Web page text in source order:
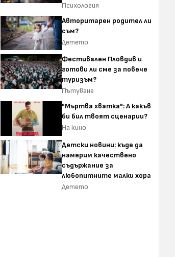
Психология
Авторитарен родител ли
съм?
Детето
Фестивален Пловдив и
готови ли сме за повече
туризъм?
Пътуване
"Мъртва хватка": А какъв
би бил твоят сценарии?
На кино
Детски новини: къде да
намерим качествено
съдържание за
любопитните малки хора
Детето